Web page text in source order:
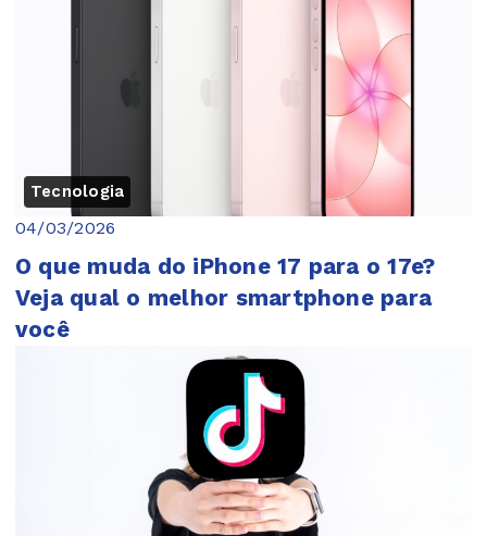
Tecnologia
04/03/2026
O que muda do iPhone 17 para o 17e?
Veja qual o melhor smartphone para
você